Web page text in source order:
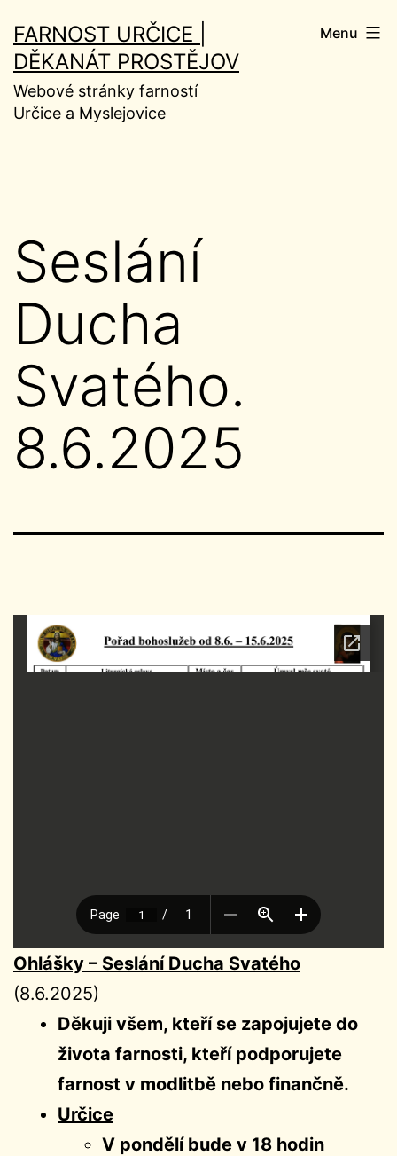
obsahu
FARNOST URČICE |
DĚKANÁT PROSTĚJOV
Webové stránky farností
Určice a Myslejovice
Menu
Seslání
Ducha
Svatého.
8.6.2025
Ohlášky – Seslání Ducha Svatého
(8.6.2025)
Děkuji všem, kteří se zapojujete do
života farnosti, kteří podporujete
farnost v modlitbě nebo finančně.
Určice
V pondělí bude v 18 hodin